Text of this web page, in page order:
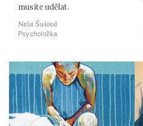
musíte udělat.
Nela Šulová
Psycholožka